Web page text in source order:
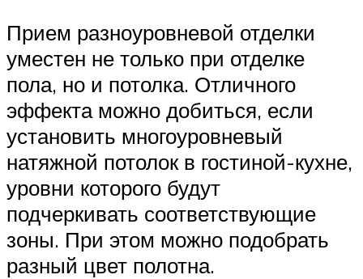
Прием разноуровневой отделки
уместен не только при отделке
пола, но и потолка. Отличного
эффекта можно добиться, если
установить многоуровневый
натяжной потолок в гостиной-кухне,
уровни которого будут
подчеркивать соответствующие
зоны. При этом можно подобрать
разный цвет полотна.